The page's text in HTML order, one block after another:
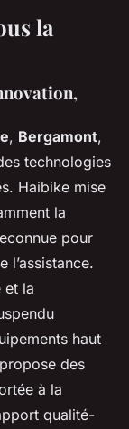
la
, Bergamont,
technologies
Haibike mise
la
pour
l’assistance.
et la
haut
des
à la
qualité-